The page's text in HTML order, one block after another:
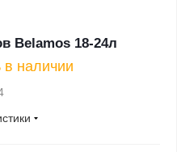
Belamos 18-24л
в наличии